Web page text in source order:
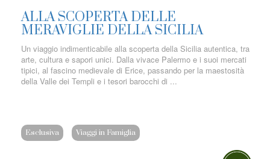
ALLA SCOPERTA DELLE
MERAVIGLIE DELLA SICILIA
Un viaggio indimenticabile alla scoperta della Sicilia autentica, tra
arte, cultura e sapori unici. Dalla vivace Palermo e i suoi mercati
tipici, al fascino medievale di Erice, passando per la maestosità
della Valle dei Templi e i tesori barocchi di ...
Esclusiva Viaggi in Famiglia